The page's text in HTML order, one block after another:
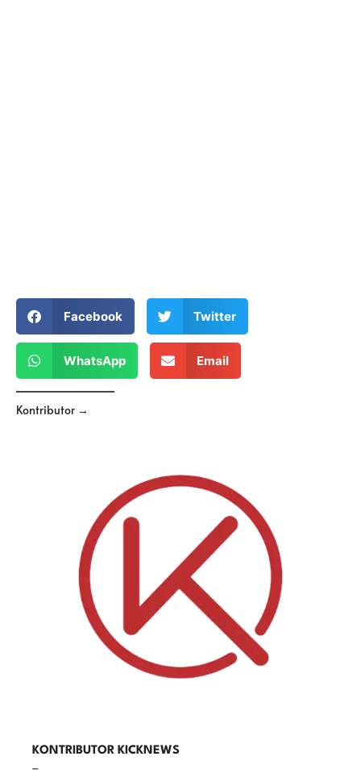
Facebook Twitter
WhatsApp Email
Kontributor →
KONTRIBUTOR KICKNEWS
–